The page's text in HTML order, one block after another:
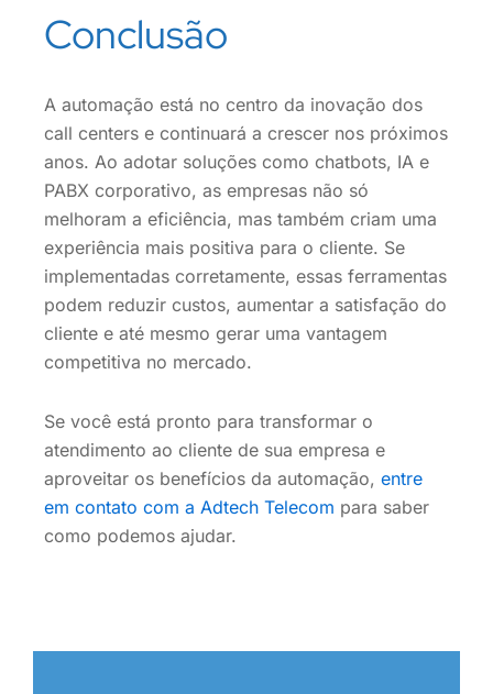
Conclusão
A automação está no centro da inovação dos
call centers e continuará a crescer nos próximos
anos. Ao adotar soluções como chatbots, IA e
PABX corporativo, as empresas não só
melhoram a eficiência, mas também criam uma
experiência mais positiva para o cliente. Se
implementadas corretamente, essas ferramentas
podem reduzir custos, aumentar a satisfação do
cliente e até mesmo gerar uma vantagem
competitiva no mercado.
Se você está pronto para transformar o
atendimento ao cliente de sua empresa e
aproveitar os benefícios da automação, entre
em contato com a Adtech Telecom para saber
como podemos ajudar.